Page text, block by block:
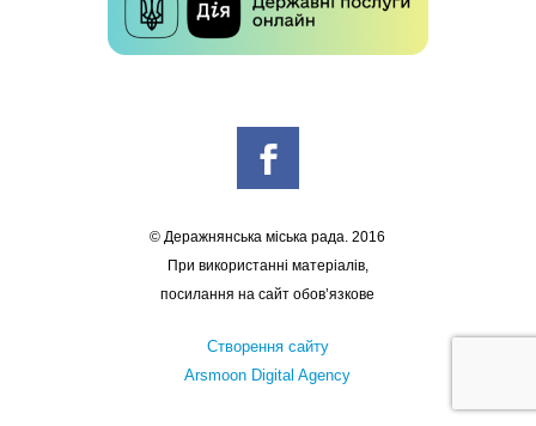
© Деражнянська міська рада. 2016
При використанні матеріалів,
посилання на сайт обов’язкове
Створення сайту
Arsmoon Digital Agency